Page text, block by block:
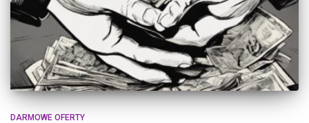
DARMOWE OFERTY